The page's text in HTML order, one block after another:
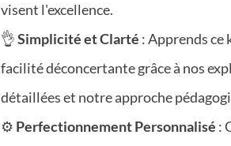
visent l'excellence.
👌Simplicité et Clarté : Apprends ce
facilité déconcertante grâce à nos
détaillées et notre approche
⚙️ Perfectionnement Personnalisé :